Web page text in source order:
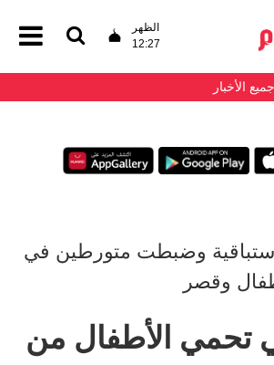
الظهر
12:27
جميع الأخبار
وضبطت متورطين في
وقصر
تحمي الأطفال من